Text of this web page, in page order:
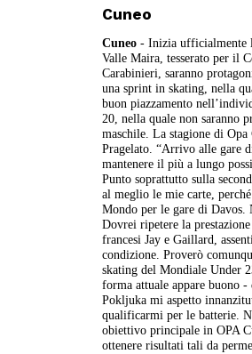
Cuneo
Cuneo - Inizia ufficialmente
Valle Maira, tesserato per il
Carabinieri, saranno
una sprint in skating, nella
buon piazzamento
20, nella quale non saranno
maschile. La stagione di
Pragelato. “Arrivo alle gare
mantenere il più a lungo
Punto soprattutto sulla
al meglio le mie carte,
Mondo per le gare di Davos.
Dovrei ripetere la
francesi Jay e Gaillard,
condizione. Proverò
skating del Mondiale Under
forma attuale appare buono
Pokljuka mi aspetto
qualificarmi per le batterie.
obiettivo principale in OPA
ottenere risultati tali da